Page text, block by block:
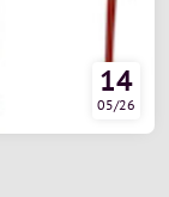
14
05/26